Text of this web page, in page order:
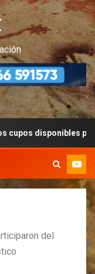
para
del